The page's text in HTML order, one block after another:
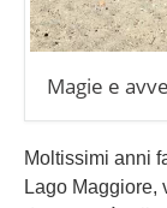
Magie e
Moltissimi anni
Lago Maggiore,